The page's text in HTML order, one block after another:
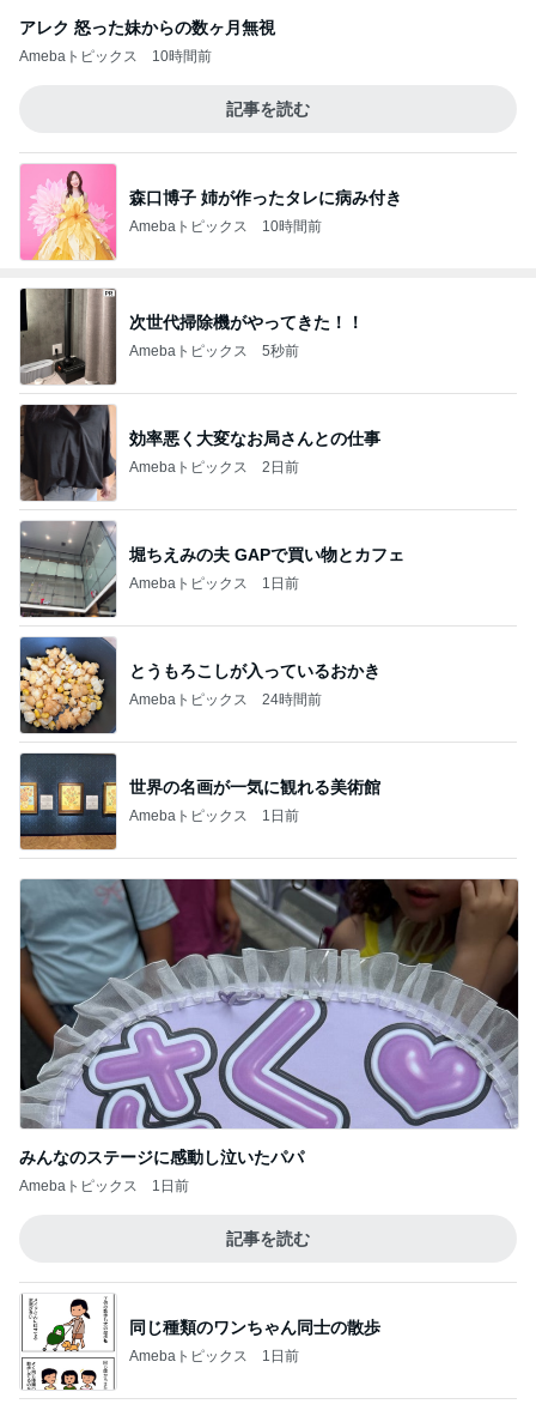
アレク 怒った妹からの数ヶ月無視
Amebaトピックス 10時間前
記事を読む
森口博子 姉が作ったタレに病み付き
Amebaトピックス 10時間前
次世代掃除機がやってきた！！
Amebaトピックス 5秒前
効率悪く大変なお局さんとの仕事
Amebaトピックス 2日前
堀ちえみの夫 GAPで買い物とカフェ
Amebaトピックス 1日前
とうもろこしが入っているおかき
Amebaトピックス 24時間前
世界の名画が一気に観れる美術館
Amebaトピックス 1日前
みんなのステージに感動し泣いたパパ
Amebaトピックス 1日前
記事を読む
同じ種類のワンちゃん同士の散歩
Amebaトピックス 1日前